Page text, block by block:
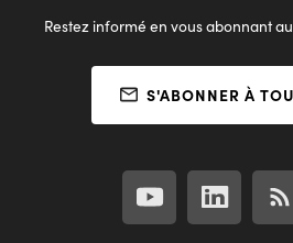
Restez informé en vous abonnant
S'ABONNER À